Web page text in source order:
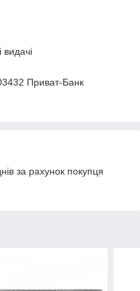
видачі
Приват-Банк
за рахунок покупця